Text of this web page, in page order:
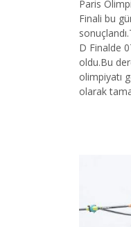
Paris
Finali bu
D Finalde
oldu.Bu
olimpiyatı
olarak